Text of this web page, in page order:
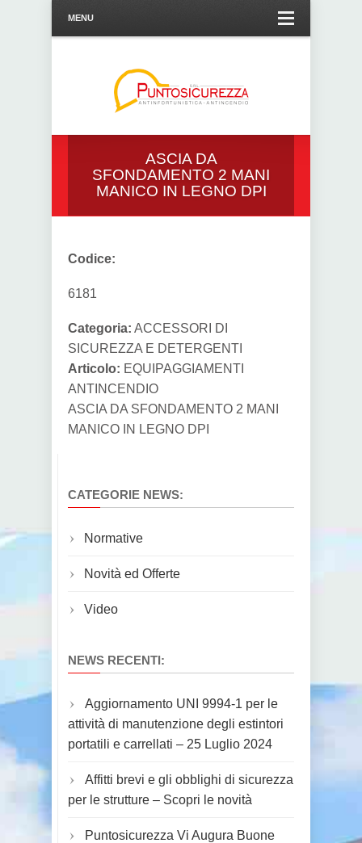
MENU
ASCIA DA
SFONDAMENTO 2 MANI
MANICO IN LEGNO DPI
Codice:
6181
Categoria: ACCESSORI DI
SICUREZZA E DETERGENTI
Articolo: EQUIPAGGIAMENTI
ANTINCENDIO
ASCIA DA SFONDAMENTO 2 MANI
MANICO IN LEGNO DPI
CATEGORIE NEWS:
Normative
Novità ed Offerte
Video
NEWS RECENTI:
Aggiornamento UNI 9994-1 per le
attività di manutenzione degli estintori
portatili e carrellati – 25 Luglio 2024
Affitti brevi e gli obblighi di sicurezza
per le strutture – Scopri le novità
Puntosicurezza Vi Augura Buone